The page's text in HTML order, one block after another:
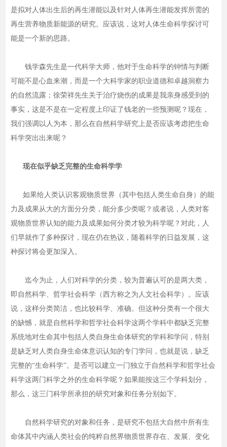
是拟对人体出生后的再生潜能以及针对人体再生潜能发挥所需的
再生营养物质新能源的研究。应该说，这对人体生命科学探讨可
能是一个新的思路。
钱学森先生是一代科学大师，他对于生命科学的钟情与判断
可能不是心血来潮，而是一个大科学家的职业道德和卓越洞察力
的自然流露；徐荣祥先生关于治疗烧伤的成果是我亲身感受到的
事实，这是不是在一定程度上印证了钱老的一些预测呢？现在，
我们强调以人为本，那么在自然科学研究上是否应该考虑把生命
科学突出出来呢？
现在似乎缺乏完整的生命科学学
如果给人类认识客观物质世界（其中包括人类生命自身）的能
力及成果从大的方面分分类，能分多少类呢？或者说，人类对客
观物质世界认知的能力及成果如何分类才较为科学呢？对此，人
们早就作了多种探讨，现在仍在热议，随着科学的日益发展，这
种探讨将会更加深入。
迄今为止，人们对科学的分类，较为普遍认可的是两大类，
即自然科学、哲学社会科学（西方称之为人文社会科学）。应该
说，这样分类简洁，也比较科学、准确。但这种分类有一个很大
的缺憾，就是自然科学和哲学社会科学这两个学科中都缺乏完整
系统地对生命其中包括人类自身生命体研究的学科和学问，特别
是缺乏对人类自身生命体意识认知的专门学问，也就是说，缺乏
完整的“生命科学”。是否可以建立一门独立于自然科学和哲学社会
科学这两门科学之外的生命科学呢？如果能按这三个学科划分，
那么，这三门科学所承担的研究对象和任务分别如下。
自然科学研究的对象和任务，是研究不包括大自然中所有生
命体其中内涵人类社会的纯粹自然界物质世界存在、发展、变化